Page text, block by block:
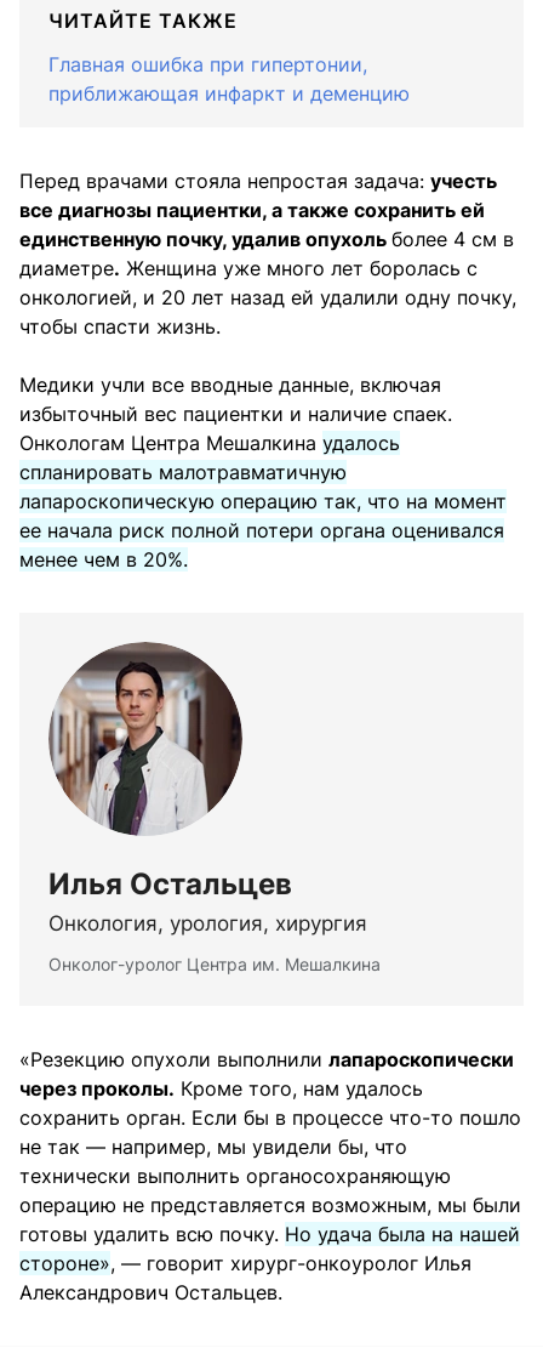
ЧИТАЙТЕ ТАКЖЕ
Главная ошибка при гипертонии,
приближающая инфаркт и деменцию
Перед врачами стояла непростая задача: учесть
все диагнозы пациентки, а также сохранить ей
единственную почку, удалив опухоль более 4 см в
диаметре. Женщина уже много лет боролась с
онкологией, и 20 лет назад ей удалили одну почку,
чтобы спасти жизнь.
Медики учли все вводные данные, включая
избыточный вес пациентки и наличие спаек.
Онкологам Центра Мешалкина удалось
спланировать малотравматичную
лапароскопическую операцию так, что на момент
ее начала риск полной потери органа оценивался
менее чем в 20%.
Илья Остальцев
Онкология, урология, хирургия
Онколог-уролог Центра им. Мешалкина
«Резекцию опухоли выполнили лапароскопически
через проколы. Кроме того, нам удалось
сохранить орган. Если бы в процессе что-то пошло
не так — например, мы увидели бы, что
технически выполнить органосохраняющую
операцию не представляется возможным, мы были
готовы удалить всю почку. Но удача была на нашей
стороне», — говорит хирург-онкоуролог Илья
Александрович Остальцев.